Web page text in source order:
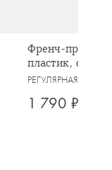
Френч-пресс, 1
пластик,
РЕГУЛЯРНАЯ
1 790 ₽